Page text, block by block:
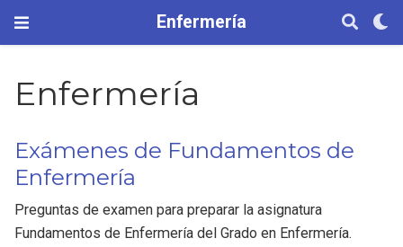
Enfermería
Enfermería
Exámenes de Fundamentos de
Enfermería
Preguntas de examen para preparar la asignatura
Fundamentos de Enfermería del Grado en Enfermería.